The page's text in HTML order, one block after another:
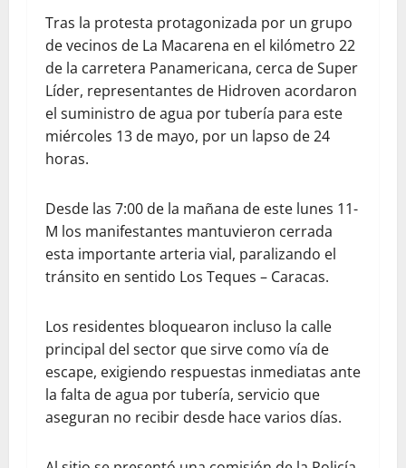
Tras la protesta protagonizada por un grupo
de vecinos de La Macarena en el kilómetro 22
de la carretera Panamericana, cerca de Super
Líder, representantes de Hidroven acordaron
el suministro de agua por tubería para este
miércoles 13 de mayo, por un lapso de 24
horas.
Desde las 7:00 de la mañana de este lunes 11-
M los manifestantes mantuvieron cerrada
esta importante arteria vial, paralizando el
tránsito en sentido Los Teques – Caracas.
Los residentes bloquearon incluso la calle
principal del sector que sirve como vía de
escape, exigiendo respuestas inmediatas ante
la falta de agua por tubería, servicio que
aseguran no recibir desde hace varios días.